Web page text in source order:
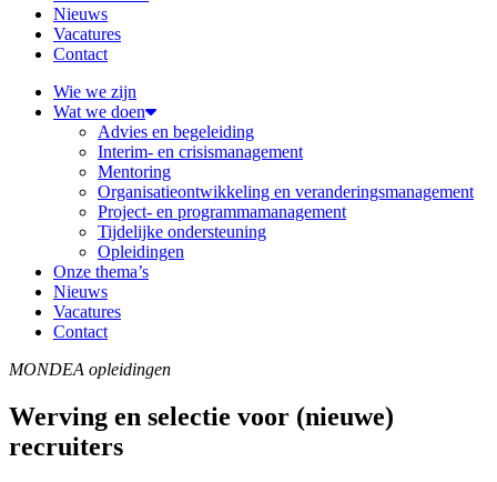
Nieuws
Vacatures
Contact
Wie we zijn
Wat we doen
Advies en begeleiding
Interim- en crisismanagement
Mentoring
Organisatieontwikkeling en veranderingsmanagement
Project- en programmamanagement
Tijdelijke ondersteuning
Opleidingen
Onze thema’s
Nieuws
Vacatures
Contact
MONDEA opleidingen
Werving en selectie voor (nieuwe)
recruiters